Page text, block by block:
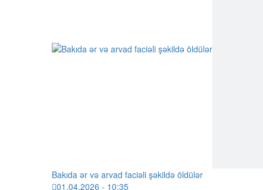
Bakıda ər və arvad faciəli şəkildə öldülər
01.04.2026 - 10:35